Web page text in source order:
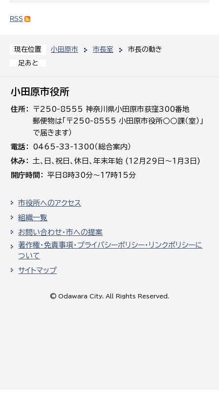
現在位置 小田原市 市長室
市長の動き
足あと
RSS
小田原市役所
住所
〒250-8555 神奈川県小田原市荻窪300番地
郵便物は「〒250-8555 小田原市役所○○課（室）」
で届きます）
電話
0465-33-1300（総合案内）
休み
土､日､祝日、休日、年末年始 (12月29日～1月3日)
開庁時間
平日8時30分～17時15分
市役所へのアクセス
組織一覧
お問い合わせ・市への提案
著作権・免責事項・プライバシーポリシー・リンクポリシーに
ついて
サイトマップ
© Odawara City, All Rights Reserved.